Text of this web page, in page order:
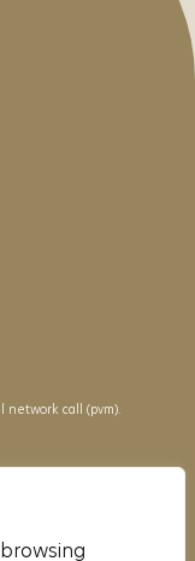
network call (pvm).